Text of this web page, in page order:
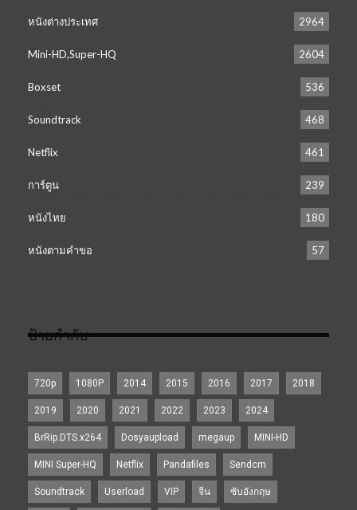
หนังต่างประเทศ 2964
Mini-HD,Super-HQ 2604
Boxset 536
Soundtrack 468
Netflix 461
การ์ตูน 239
หนังไทย 180
หนังตามคำขอ 57
ป้ายกำกับ
720p 1080P 2014 2015 2016 2017 2018
2019 2020 2021 2022 2023 2024
BrRip.DTS.x264 Dosyaupload megaup MINI-HD
MINI Super-HQ Netflix Pandafiles Sendcm
Soundtrack Userload VIP จีน ซับอังกฤษ